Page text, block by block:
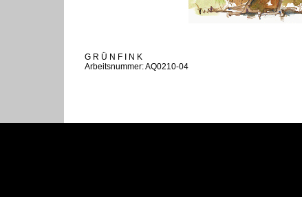
G R Ü N F I N K
Arbeitsnummer: AQ0210-04